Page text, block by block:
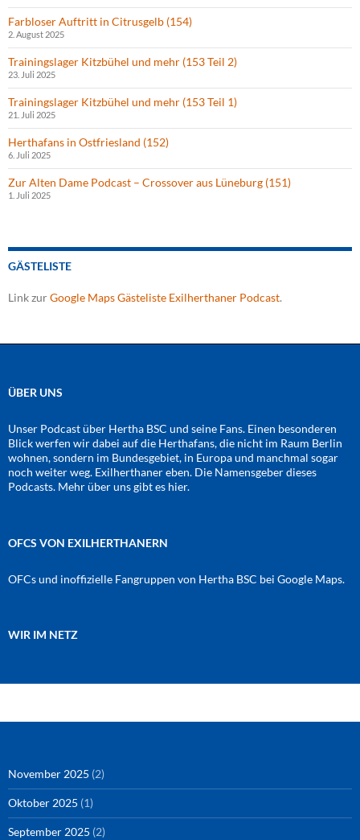
Farbloser Auftritt in Citrusgelb (154)
2. August 2025
Trainingslager Kitzbühel und mehr (153 Teil 2)
23. Juli 2025
Trainingslager Kitzbühel und mehr (153 Teil 1)
21. Juli 2025
Herthafans in Ostfriesland (152)
6. Juli 2025
Zur Alten Dame Podcast – Crossover aus Lüneburg (151)
1. Juli 2025
GÄSTELISTE
Link zurGoogle Maps Gästeliste Exilherthaner Podcast.
ÜBER UNS
Unser Podcast über Hertha BSC und seine Fans. Einen besonderen
Blick werfen wir dabei auf die Herthafans, die nicht im Raum Berlin
wohnen, sondern im Bundesgebiet, in Europa und manchmal sogar
noch weiter weg. Exilherthaner eben. Die Namensgeber dieses
Podcasts. Mehr über uns gibt es hier.
OFCS VON EXILHERTHANERN
OFCs und inoffizielle Fangruppen von Hertha BSC bei Google Maps.
WIR IM NETZ
November 2025 (2)
Oktober 2025 (1)
September 2025 (2)